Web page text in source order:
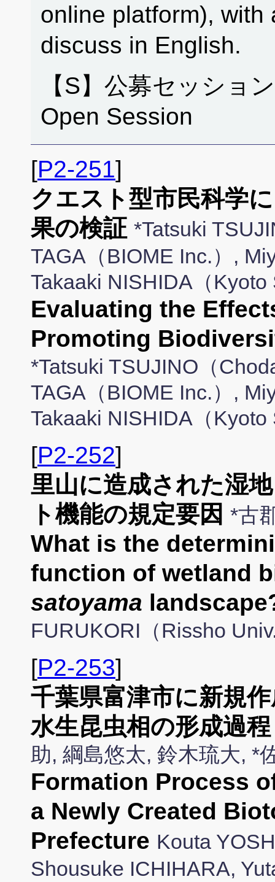
online platform), with
discuss in English.
【S】公募セッショ
Open Session
[P2-251]
クエスト型市民科学
果の検証 *Tatsuki
TAGA（BIOME Inc.）,
Takaaki NISHIDA（Kyoto
Evaluating the
Promoting
*Tatsuki TSUJINO（
TAGA（BIOME Inc.）,
Takaaki NISHIDA（Kyoto
[P2-252]
里山に造成された湿
ト機能の規定要因 *古
What is the
function of wetland
satoyama
FURUKORI（Rissho
[P2-253]
千葉県富津市に新規
水生昆虫相の形成過程
助, 綱島悠太, 鈴木琉大, *
Formation Process
a Newly Created
Prefecture Kouta
Shousuke ICHIHARA,